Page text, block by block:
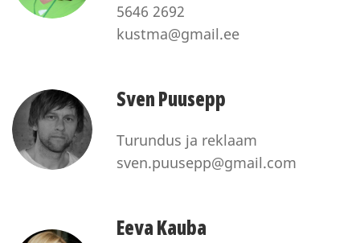
5646 2692
kustma@gmail.ee
Sven Puusepp
Turundus ja reklaam
sven.puusepp@gmail.com
Eeva Kauba